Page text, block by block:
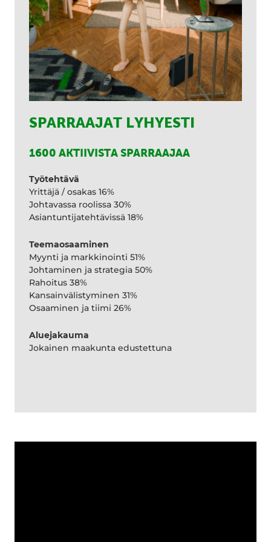
SPARRAAJAT LYHYESTI
1600 AKTIIVISTA SPARRAAJAA
Työtehtävä
Yrittäjä / osakas 16%
Johtavassa roolissa 30%
Asiantuntijatehtävissä 18%
Teemaosaaminen
Myynti ja markkinointi 51%
Johtaminen ja strategia 50%
Rahoitus 38%
Kansainvälistyminen 31%
Osaaminen ja tiimi 26%
Aluejakauma
Jokainen maakunta edustettuna